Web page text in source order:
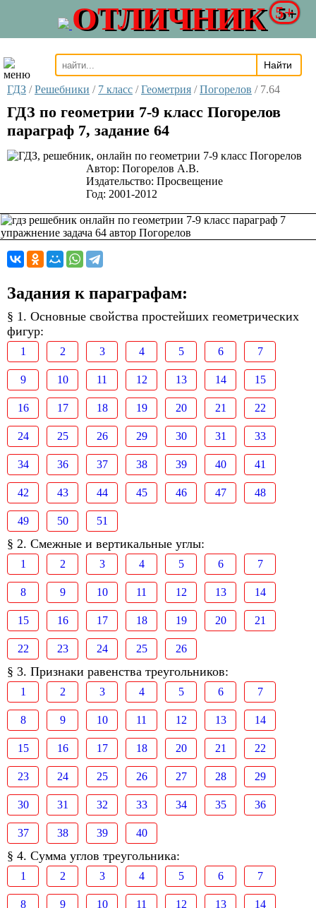
ОТЛИЧНИК 5+
ГДЗ / Решебники / 7 класс / Геометрия / Погорелов / 7.64
ГДЗ по геометрии 7-9 класс Погорелов
параграф 7, задание 64
Автор: Погорелов А.В.
Издательство: Просвещение
Год: 2001-2012
Задания к параграфам:
§ 1. Основные свойства простейших геометрических
фигур:
1 2 3 4 5 6 7
9 10 11 12 13 14 15
16 17 18 19 20 21 22
24 25 26 29 30 31 33
34 36 37 38 39 40 41
42 43 44 45 46 47 48
49 50 51
§ 2. Смежные и вертикальные углы:
1 2 3 4 5 6 7
8 9 10 11 12 13 14
15 16 17 18 19 20 21
22 23 24 25 26
§ 3. Признаки равенства треугольников:
1 2 3 4 5 6 7
8 9 10 11 12 13 14
15 16 17 18 20 21 22
23 24 25 26 27 28 29
30 31 32 33 34 35 36
37 38 39 40
§ 4. Сумма углов треугольника:
1 2 3 4 5 6 7
8 9 10 11 12 13 14